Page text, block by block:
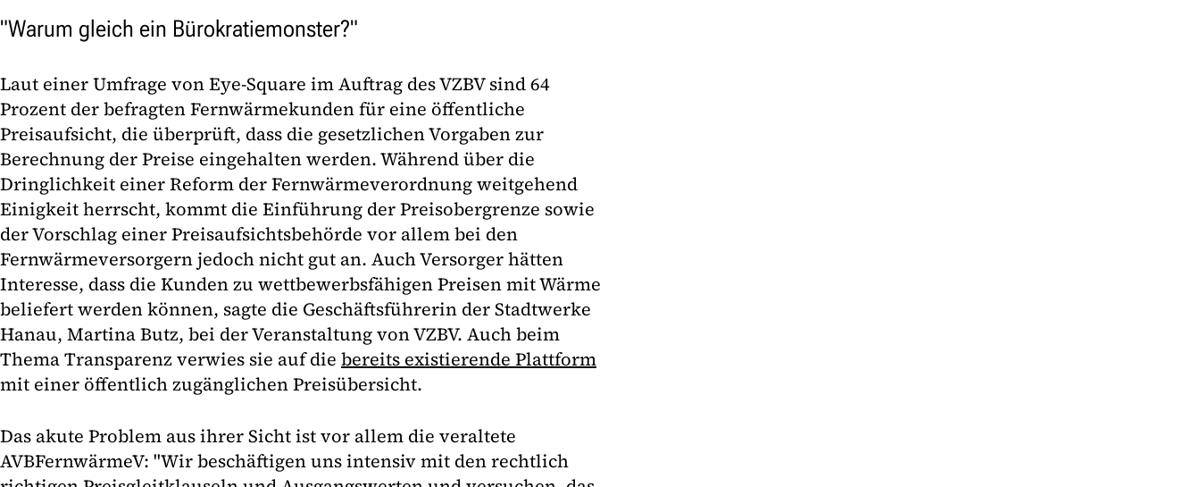
"Warum gleich ein Bürokratiemonster?"
Laut einer Umfrage von Eye-Square im Auftrag des VZBV sind 64
Prozent der befragten Fernwärmekunden für eine öffentliche
Preisaufsicht, die überprüft, dass die gesetzlichen Vorgaben zur
Berechnung der Preise eingehalten werden. Während über die
Dringlichkeit einer Reform der Fernwärmeverordnung weitgehend
Einigkeit herrscht, kommt die Einführung der Preisobergrenze sowie
der Vorschlag einer Preisaufsichtsbehörde vor allem bei den
Fernwärmeversorgern jedoch nicht gut an. Auch Versorger hätten
Interesse, dass die Kunden zu wettbewerbsfähigen Preisen mit Wärme
beliefert werden können, sagte die Geschäftsführerin der Stadtwerke
Hanau, Martina Butz, bei der Veranstaltung von VZBV. Auch beim
Thema Transparenz verwies sie auf die bereits existierende Plattform
mit einer öffentlich zugänglichen Preisübersicht.
Das akute Problem aus ihrer Sicht ist vor allem die veraltete
AVBFernwärmeV: "Wir beschäftigen uns intensiv mit den rechtlich